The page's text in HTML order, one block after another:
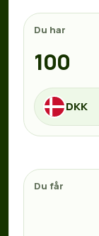
Du har
DKK
Du får